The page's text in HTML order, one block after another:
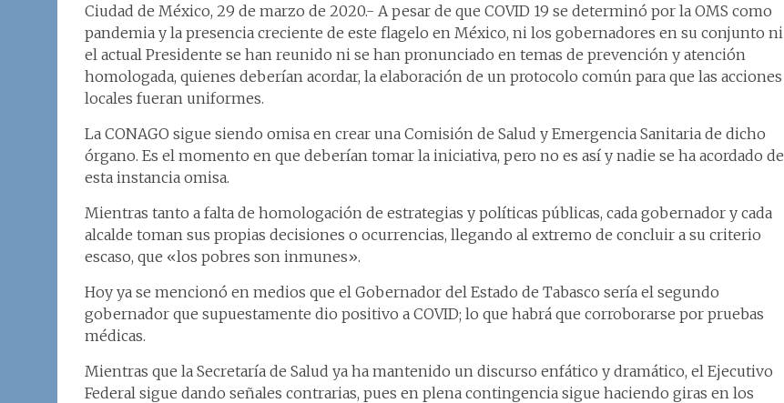
Ciudad de México, 29 de marzo de 2020.- A pesar de que COVID 19 se determinó por la OMS como
pandemia y la presencia creciente de este flagelo en México, ni los gobernadores en su conjunto ni
el actual Presidente se han reunido ni se han pronunciado en temas de prevención y atención
homologada, quienes deberían acordar, la elaboración de un protocolo común para que las acciones
locales fueran uniformes.
La CONAGO sigue siendo omisa en crear una Comisión de Salud y Emergencia Sanitaria de dicho
órgano. Es el momento en que deberían tomar la iniciativa, pero no es así y nadie se ha acordado de
esta instancia omisa.
Mientras tanto a falta de homologación de estrategias y políticas públicas, cada gobernador y cada
alcalde toman sus propias decisiones o ocurrencias, llegando al extremo de concluir a su criterio
escaso, que «los pobres son inmunes».
Hoy ya se mencionó en medios que el Gobernador del Estado de Tabasco sería el segundo
gobernador que supuestamente dio positivo a COVID; lo que habrá que corroborarse por pruebas
médicas.
Mientras que la Secretaría de Salud ya ha mantenido un discurso enfático y dramático, el Ejecutivo
Federal sigue dando señales contrarias, pues en plena contingencia sigue haciendo giras en los